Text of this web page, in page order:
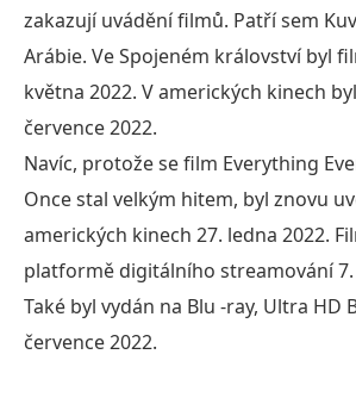
zakazují uvádění filmů. Patří sem
Arábie. Ve Spojeném království byl
května 2022. V amerických kinech
července 2022.
Navíc, protože se film Everything
Once stal velkým hitem, byl znovu
amerických kinech 27. ledna 2022.
platformě digitálního streamování 7.
Také byl vydán na Blu -ray, Ultra HD
července 2022.